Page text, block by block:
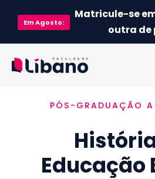
EmAgosto:
Matricule-se
outra de
Ementa
Como funciona
Credenciamento MEC
PÓS-GRADUAÇÃO
Educação